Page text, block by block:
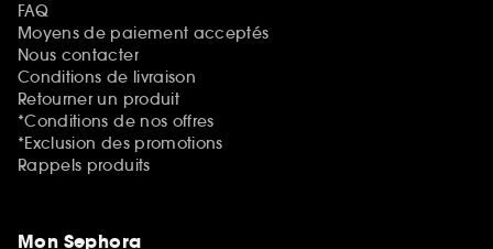
FAQ
Moyens de paiement acceptés
Nous contacter
Conditions de livraison
Retourner un produit
*Conditions de nos offres
*Exclusion des promotions
Rappels produits
Mon Sephora